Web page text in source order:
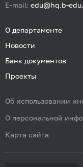
E-mail: edu@hq.b-
О департаменте
Новости
Банк документов
Проекты
Об использовании
О персональной
Карта сайта